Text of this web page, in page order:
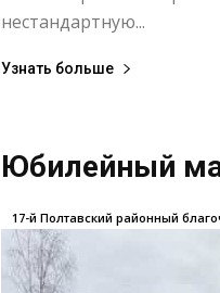
нестандартную...
Узнать больше
Юбилейный
17-й Полтавский районный